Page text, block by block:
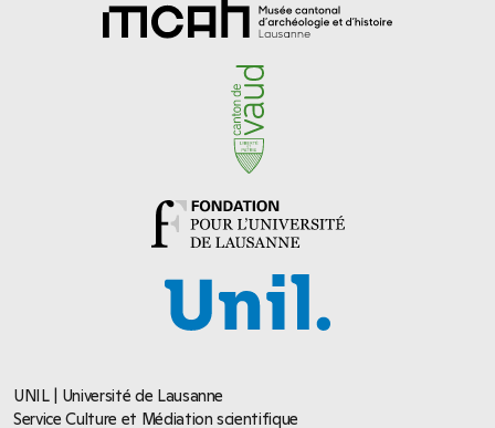
UNIL | Université de Lausanne
Service Culture et Médiation scientifique